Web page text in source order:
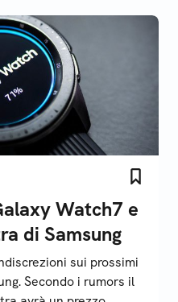
Watch7 e
di Samsung
sui prossimi
Secondo i rumors il